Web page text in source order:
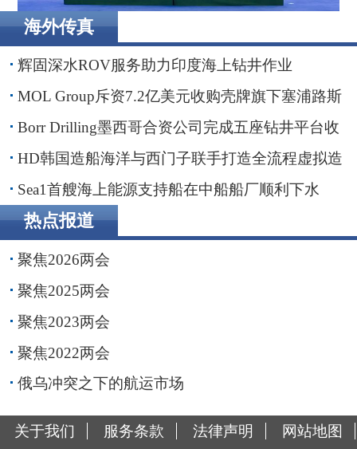
辽港集团携手国铁沈阳局，落地多项重点合作项目
海外传真
辉固深水ROV服务助力印度海上钻井作业
MOL Group斥资7.2亿美元收购壳牌旗下塞浦路斯
子公司
Borr Drilling墨西哥合资公司完成五座钻井平台收
购，交易额2.87亿美元
HD韩国造船海洋与西门子联手打造全流程虚拟造
船平台
Sea1首艘海上能源支持船在中船船厂顺利下水
热点报道
聚焦2026两会
聚焦2025两会
聚焦2023两会
聚焦2022两会
俄乌冲突之下的航运市场
关于我们 服务条款 法律声明 网站地图